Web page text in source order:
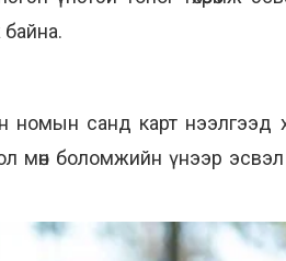
санд карт нээлгээд
мөн боломжийн үнээр эсвэл